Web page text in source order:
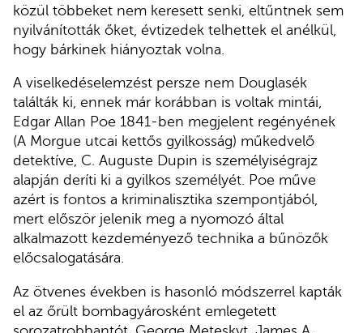
közül többeket nem keresett senki, eltűntnek sem
nyilvánították őket, évtizedek telhettek el anélkül,
hogy bárkinek hiányoztak volna.
A viselkedéselemzést persze nem Douglasék
találták ki, ennek már korábban is voltak mintái,
Edgar Allan Poe 1841-ben megjelent regényének
(A Morgue utcai kettős gyilkosság) műkedvelő
detektíve, C. Auguste Dupin is személyiségrajz
alapján deríti ki a gyilkos személyét. Poe műve
azért is fontos a kriminalisztika szempontjából,
mert először jelenik meg a nyomozó által
alkalmazott kezdeményező technika a bűnözők
előcsalogatására.
Az ötvenes években is hasonló módszerrel kapták
el az őrült bombagyárosként emlegetett